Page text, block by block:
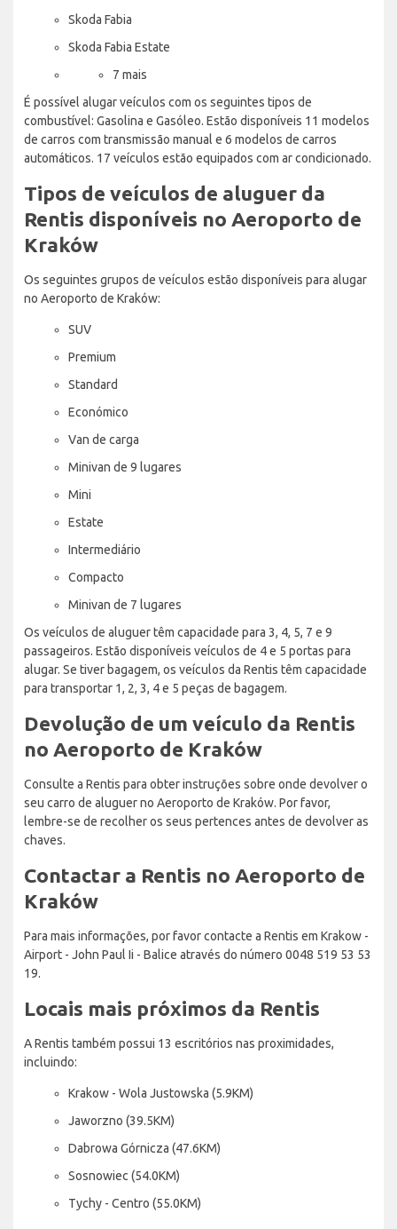
Skoda Fabia
Skoda Fabia Estate
7 mais
É possível alugar veículos com os seguintes tipos de
combustível: Gasolina e Gasóleo. Estão disponíveis 11 modelos
de carros com transmissão manual e 6 modelos de carros
automáticos. 17 veículos estão equipados com ar condicionado.
Tipos de veículos de aluguer da
Rentis disponíveis no Aeroporto de
Kraków
Os seguintes grupos de veículos estão disponíveis para alugar
no Aeroporto de Kraków:
SUV
Premium
Standard
Económico
Van de carga
Minivan de 9 lugares
Mini
Estate
Intermediário
Compacto
Minivan de 7 lugares
Os veículos de aluguer têm capacidade para 3, 4, 5, 7 e 9
passageiros. Estão disponíveis veículos de 4 e 5 portas para
alugar. Se tiver bagagem, os veículos da Rentis têm capacidade
para transportar 1, 2, 3, 4 e 5 peças de bagagem.
Devolução de um veículo da Rentis
no Aeroporto de Kraków
Consulte a Rentis para obter instruções sobre onde devolver o
seu carro de aluguer no Aeroporto de Kraków. Por favor,
lembre-se de recolher os seus pertences antes de devolver as
chaves.
Contactar a Rentis no Aeroporto de
Kraków
Para mais informações, por favor contacte a Rentis em Krakow -
Airport - John Paul Ii - Balice através do número 0048 519 53 53
19.
Locais mais próximos da Rentis
A Rentis também possui 13 escritórios nas proximidades,
incluindo:
Krakow - Wola Justowska (5.9KM)
Jaworzno (39.5KM)
Dabrowa Górnicza (47.6KM)
Sosnowiec (54.0KM)
Tychy - Centro (55.0KM)